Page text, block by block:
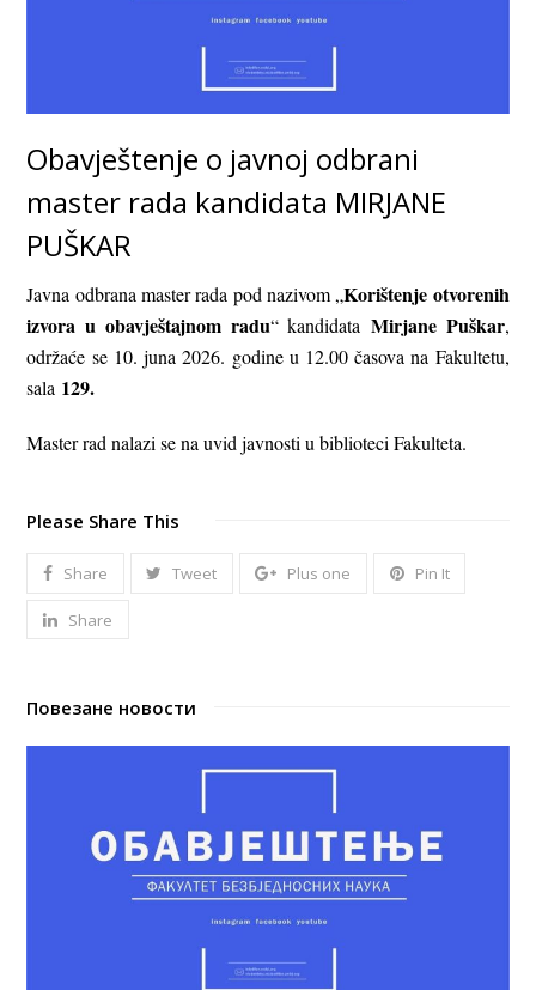
Obavještenje o javnoj odbrani
master rada kandidata MIRJANE
PUŠKAR
Javna odbrana master rada pod nazivom „Korištenje otvorenih
izvora u obavještajnom radu“ kandidata Mirjane Puškar,
održaće se 10. juna 2026. godine u 12.00 časova na Fakultetu,
sala 129.
Master rad nalazi se na uvid javnosti u biblioteci Fakulteta.
Please Share This
Share Tweet Plus one Pin It
Share
Повезане новости